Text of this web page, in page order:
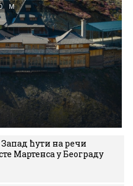
ћути на речи
Мартенса у Београду